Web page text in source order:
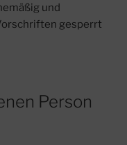
und
gesperrt
Person